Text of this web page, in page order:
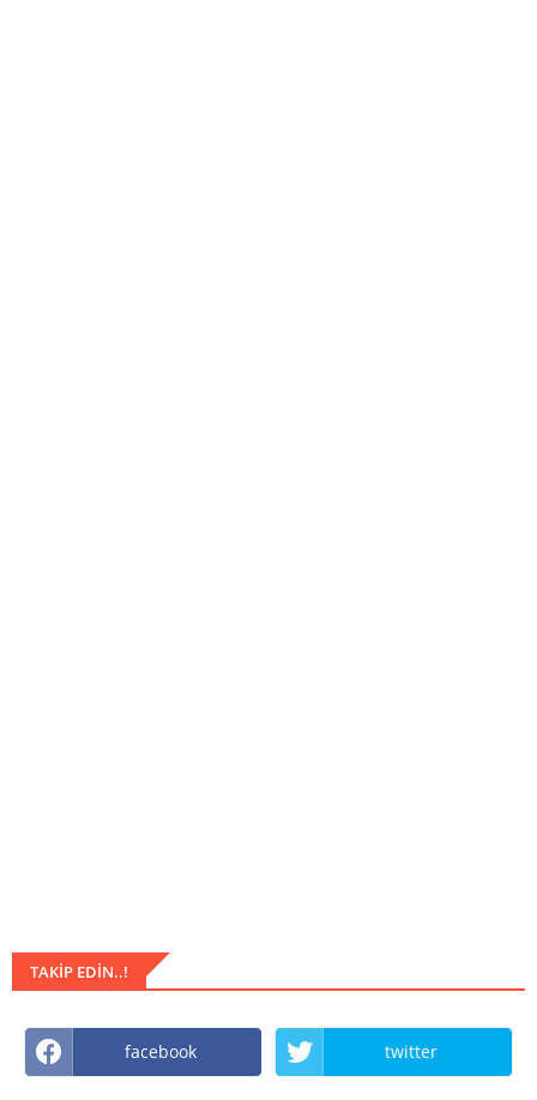
TAKIP EDIN..!
facebook twitter